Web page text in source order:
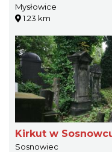
Mysłowice
1.23 km
Kirkut w
Sosnowiec